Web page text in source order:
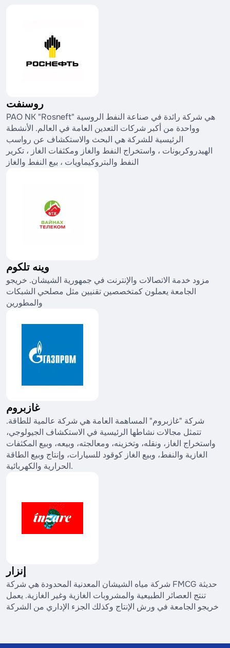
روسنفت
PAO NK "Rosneft" هي شركة رائدة في صناعة النفط الروسية
وواحدة من أكبر شركات التعدين العامة في العالم. الأنشطة
الرئيسية للشركة هي البحث والاستكشاف عن رواسب
الهيدروكربونات ، واستخراج النفط والغاز ومكثفات الغاز ، تكرير
النفط والبتروكيماويات ، بيع النفط والغاز
وينه تلكوم
مزود خدمة الاتصالات والإنترنت في جمهورية الشيشان. خريجو
الجامعة يعملون كمتخصصين تقنيين مثل مصلحي الشبكات
والمطورين
غازبروم
شركة "غازبروم" المساهمة العامة هي شركة عالمية للطاقة.
تتمثل مجالات نشاطها الرئيسية في الاستكشاف الجيولوجي،
واستخراج الغاز، ونقله، وتخزينه، ومعالجته، وبيعه، وبيع المكثفات
الغازية والنفط، وبيع الغاز كوقود للسيارات، وإنتاج وبيع الطاقة
الحرارية والكهربائية.
إنزار
شركة مياه الشيشان المعدنية المحدودة هي شركة FMCG حديثة
تنتج العصائر الطبيعية والمشروبات الغازية وغير الغازية. يعمل
خريجو الجامعة في ورش الإنتاج وكذلك الجزء الإداري من الشركة